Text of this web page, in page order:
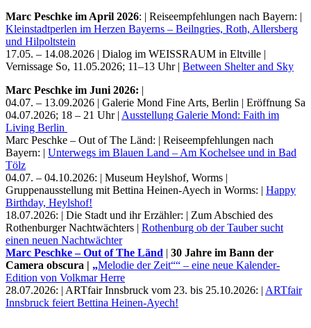
Haralds Streifzüge
Hörtipps von Harald Schwiers
Kunstausflüge mit Sigrid Balke
Marc Peschke – Out of The Länd
Buchtipps von Uli Rothfuss
Hausbesuche
Bildergeschichten von Jürgen Linde und Dietmar
Zankel
Kunsttheorie: Kunstführer und Flugschwein
Kunst geht weiter.
Marc Peschke im April 2026: | Reiseempfehlungen nach Bayern: |
Kleinstadtperlen im Herzen Bayerns – Beilngries, Roth, Allersberg
und Hilpoltstein
17.05. – 14.08.2026 | Dialog im WEISSRAUM in Eltville |
Vernissage So, 11.05.2026; 11–13 Uhr | Between Shelter and Sky
Marc Peschke im Juni 2026: |
04.07. – 13.09.2026 | Galerie Mond Fine Arts, Berlin | Eröffnung Sa
04.07.2026; 18 – 21 Uhr | Ausstellung Galerie Mond: Faith im
Living Berlin
Marc Peschke – Out of The Länd: | Reiseempfehlungen nach
Bayern: | Unterwegs im Blauen Land – Am Kochelsee und in Bad
Tölz
04.07. – 04.10.2026: | Museum Heylshof, Worms |
Gruppenausstellung mit Bettina Heinen-Ayech in Worms: | Happy
Birthday, Heylshof!
18.07.2026: | Die Stadt und ihr Erzähler: | Zum Abschied des
Rothenburger Nachtwächters | Rothenburg ob der Tauber sucht
einen neuen Nachtwächter
Marc Peschke – Out of The Länd | 30 Jahre im Bann der
Camera obscura | „Melodie der Zeit““ – eine neue Kalender-
Edition von Volkmar Herre
28.07.2026: | ARTfair Innsbruck vom 23. bis 25.10.2026: | ARTfair
Innsbruck feiert Bettina Heinen-Ayech!